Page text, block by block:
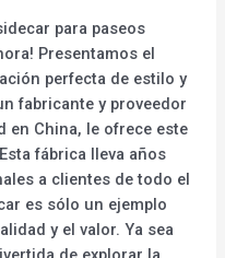
para paseos
Presentamos el
perfecta de estilo y
fabricante y proveedor
en China, le ofrece este
fábrica lleva años
a clientes de todo el
es sólo un ejemplo
y el valor. Ya sea